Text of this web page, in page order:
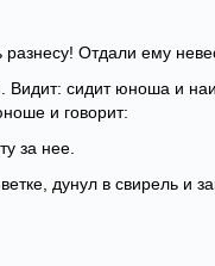
Отдали ему
сидит юноша и
и говорит:
за нее.
дунул в свирель и